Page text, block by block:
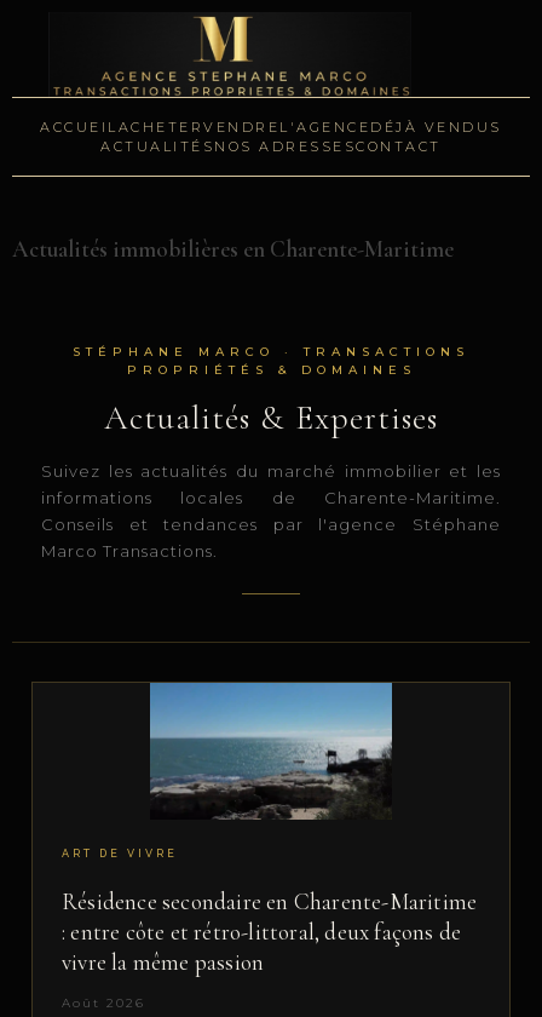
ACCUEILACHETERVENDRE L'AGENCE DÉJÀ VENDUS
ACTUALITÉS NOS ADRESSESCONTACT
Actualités immobilières en Charente-Maritime
STÉPHANE MARCO · TRANSACTIONS
PROPRIÉTÉS & DOMAINES
Actualités & Expertises
Suivez les actualités du marché immobilier et les
informations locales de Charente-Maritime.
Conseils et tendances par l'agence Stéphane
Marco Transactions.
ART DE VIVRE
Résidence secondaire en Charente-Maritime
: entre côte et rétro-littoral, deux façons de
vivre la même passion
Août 2026